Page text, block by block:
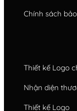
Chính sách
Thiết kế Logo
Nhận diện
Thiết kế Logo